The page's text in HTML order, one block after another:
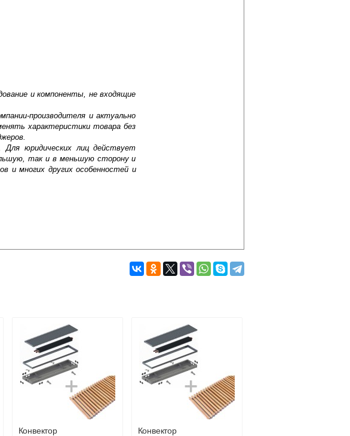
и компоненты, не входящие
производителя и актуально
характеристики товара без
юридических лиц действует
так и в меньшую сторону и
и многих других особенностей и
до подъезда
Подробнее об оплате
Конвектор
Конвектор